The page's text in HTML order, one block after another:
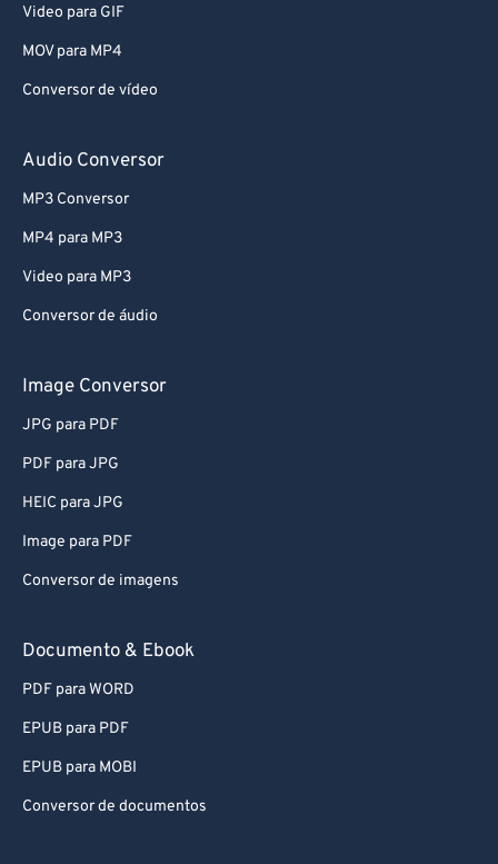
Video para GIF
MOV para MP4
Conversor de vídeo
Audio Conversor
MP3 Conversor
MP4 para MP3
Video para MP3
Conversor de áudio
Image Conversor
JPG para PDF
PDF para JPG
HEIC para JPG
Image para PDF
Conversor de imagens
Documento & Ebook
PDF para WORD
EPUB para PDF
EPUB para MOBI
Conversor de documentos